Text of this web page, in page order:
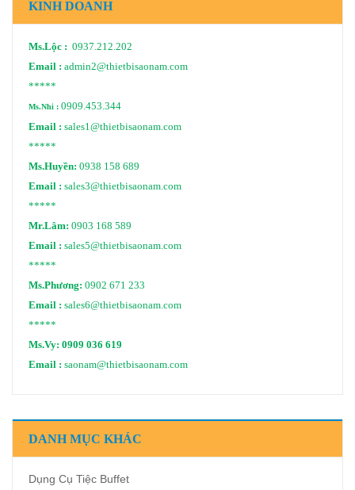
KINH DOANH
Ms.Lộc : 0937.212.202
Email : admin2@thietbisaonam.com
*****
Ms.Nhi : 0909.453.344
Email : sales1@thietbisaonam.com
*****
Ms.Huyền: 0938 158 689
Email : sales3@thietbisaonam.com
*****
Mr.Lâm: 0903 168 589
Email : sales5@thietbisaonam.com
*****
Ms.Phương: 0902 671 233
Email : sales6@thietbisaonam.com
*****
Ms.Vy: 0909 036 619
Email : saonam@thietbisaonam.com
DANH MỤC KHÁC
Dụng Cụ Tiệc Buffet